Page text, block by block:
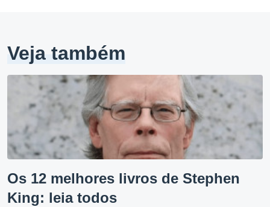
Veja também
Os 12 melhores livros de Stephen
King: leia todos